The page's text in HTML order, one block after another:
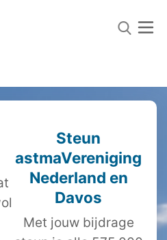
Steun
astmaVereniging
Nederland en
Davos
Met jouw bijdrage